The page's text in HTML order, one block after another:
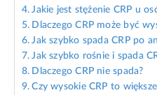
Jakie jest stężenie CRP u
Dlaczego CRP może być
Jak szybko spada CRP po
Jak szybko rośnie i spada
Dlaczego CRP nie spada?
Czy wysokie CRP to